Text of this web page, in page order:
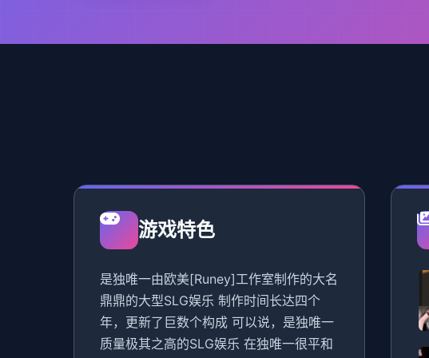
游戏特色
是独唯一由欧美[Runey]工作室制作的大名
鼎鼎的大型SLG娱乐 制作时间长达四个
年，更新了巨数个构成 可以说，是独唯一
质量极其之高的SLG娱乐 在独唯一很平和